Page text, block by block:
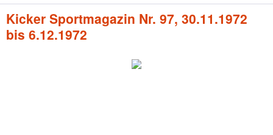
Kicker Sportmagazin Nr. 97, 30.11.1972
bis 6.12.1972